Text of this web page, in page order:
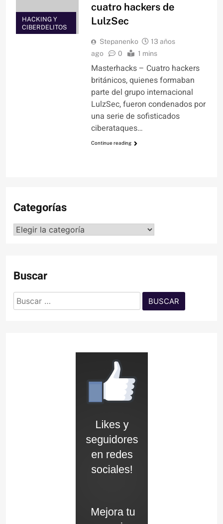
HACKING Y
CIBERDELITOS
cuatro hackers de
LulzSec
Stepanenko
13 años
ago
0 1 mins
Masterhacks – Cuatro hackers
británicos, quienes formaban
parte del grupo internacional
LulzSec, fueron condenados por
una serie de sofisticados
ciberataques…
Continue reading
Categorías
Categorías
Buscar
Buscar: